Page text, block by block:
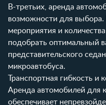
В-третьих, аренда
возможности для выбора.
мероприятия и
подобрать оптимальный
представительского
микроавтобуса.
Транспортная гибкость и
Аренда автомобилей для
обеспечивает